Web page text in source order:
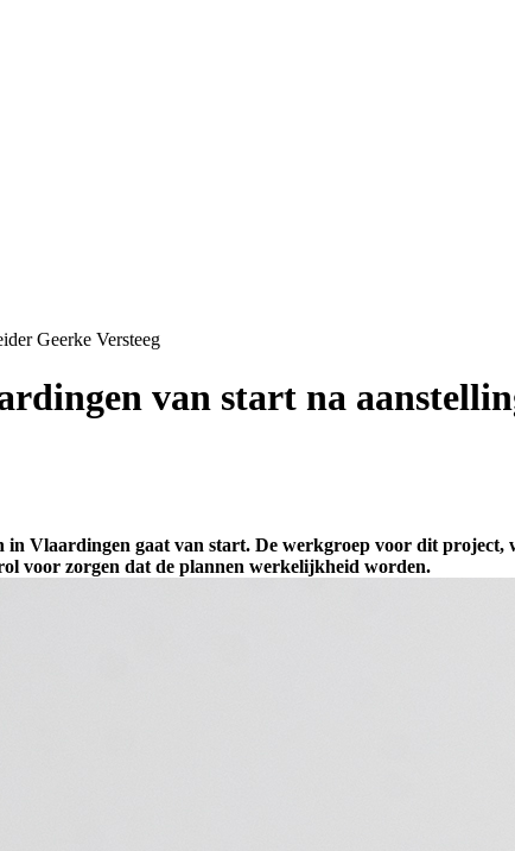
Geerke Versteeg
van start na
Vlaardingen gaat van start. De werkgroep voor dit project,
voor zorgen dat de plannen werkelijkheid worden.